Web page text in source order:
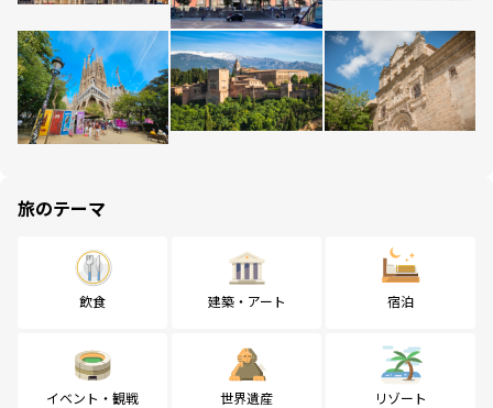
旅のテーマ
飲食 建築・アート 宿泊
イベント・観戦 世界遺産 リゾート